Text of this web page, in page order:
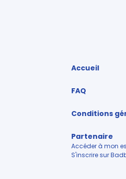
Accueil
FAQ
Conditions
Partenaire
Accéder à mon
S'inscrire sur